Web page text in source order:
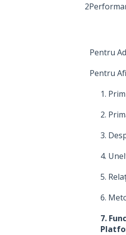
Pentru
1.
2.
Pentru
1.
2.
3.
4.
5.
6.
7.